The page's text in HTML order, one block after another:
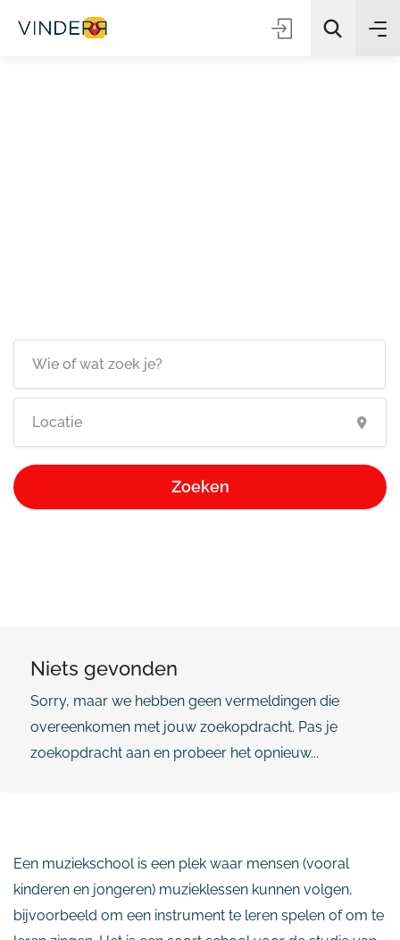
Zoeken
Niets gevonden
Sorry, maar we hebben geen vermeldingen die
overeenkomen met jouw zoekopdracht. Pas je
zoekopdracht aan en probeer het opnieuw...
Een muziekschool is een plek waar mensen (vooral
kinderen en jongeren) muzieklessen kunnen volgen,
bijvoorbeeld om een instrument te leren spelen of om te